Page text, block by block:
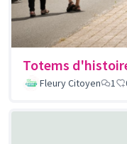
Totems
Fleury Citoyen
1